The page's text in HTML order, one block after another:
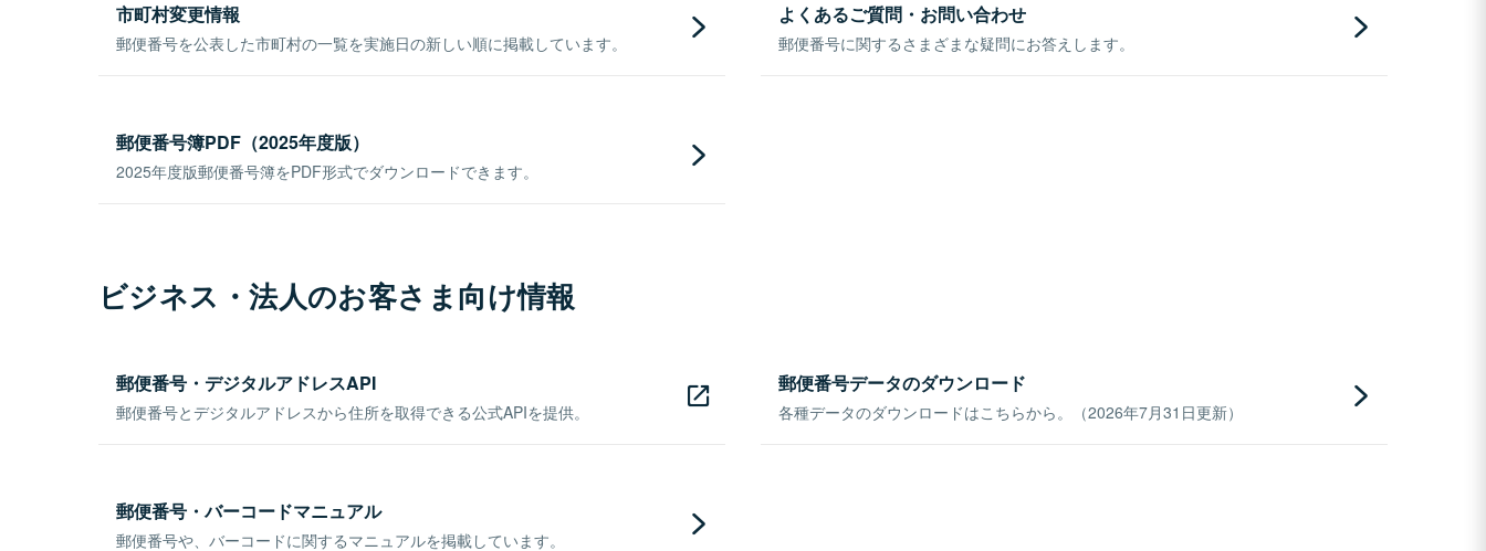
市町村変更情報
郵便番号を公表した市町村の一覧を実施日の新しい順に掲載しています。
よくあるご質問・お問い合わせ
郵便番号に関するさまざまな疑問にお答えします。
郵便番号簿PDF（2025年度版）
2025年度版郵便番号簿をPDF形式でダウンロードできます。
ビジネス・法人のお客さま向け情報
郵便番号・デジタルアドレスAPI
郵便番号とデジタルアドレスから住所を取得できる公式APIを提供。
郵便番号データのダウンロード
各種データのダウンロードはこちらから。（2026年7月31日更新）
郵便番号・バーコードマニュアル
郵便番号や、バーコードに関するマニュアルを掲載しています。